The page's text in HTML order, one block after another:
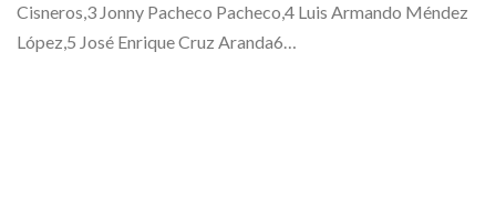
Cisneros,3 Jonny Pacheco Pacheco,4 Luis Armando Méndez
López,5 José Enrique Cruz Aranda6…